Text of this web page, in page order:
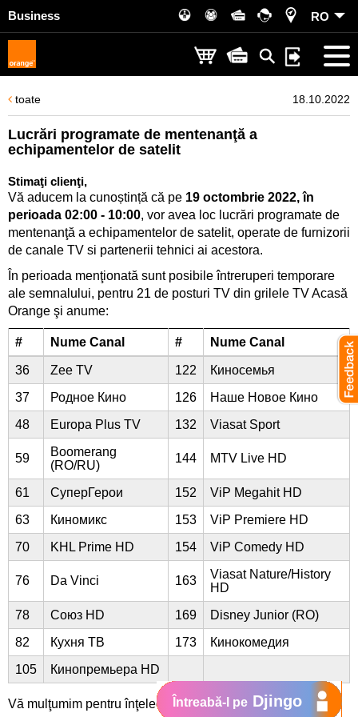
Business RO
toate 18.10.2022
Lucrări programate de mentenanţă a
echipamentelor de satelit
Stimaţi clienţi,
Vă aducem la cunoștință că pe 19 octombrie 2022, în
perioada 02:00 - 10:00, vor avea loc lucrări programate de
mentenanţă a echipamentelor de satelit, operate de furnizorii
de canale TV si partenerii tehnici ai acestora.
În perioada menţionată sunt posibile întreruperi temporare
ale semnalului, pentru 21 de posturi TV din grilele TV Acasă
Orange şi anume:
# Nume Canal # Nume Canal
36 Zee TV 122
Киносемья
37
Родное Кино 126
Наше Новое Кино
48
Europa Plus TV 132 Viasat Sport
59
Boomerang
(RO/RU)
144 MTV Live HD
61 СуперГерои 152
ViP Megahit HD
63
Киномикс 153
ViP Premiere HD
70
KHL Prime HD 154 ViP Comedy HD
76 Da Vinci 163
Viasat Nature/History
HD
78
Союз HD 169
Disney Junior (RO)
82
Кухня ТВ 173
Кинокомедия
105
Кинопремьера HD
Vă mulţumim pentru înţelegere.Întreabă-l pe Djingo